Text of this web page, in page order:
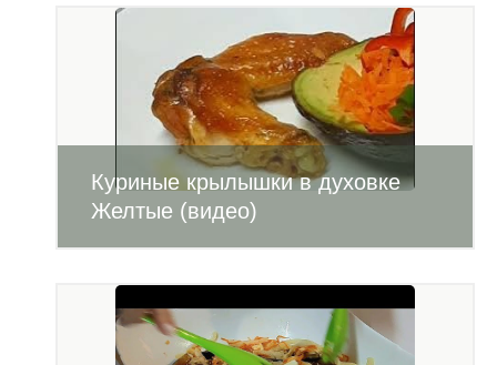
Куриные крылышки в духовке
Желтые (видео)